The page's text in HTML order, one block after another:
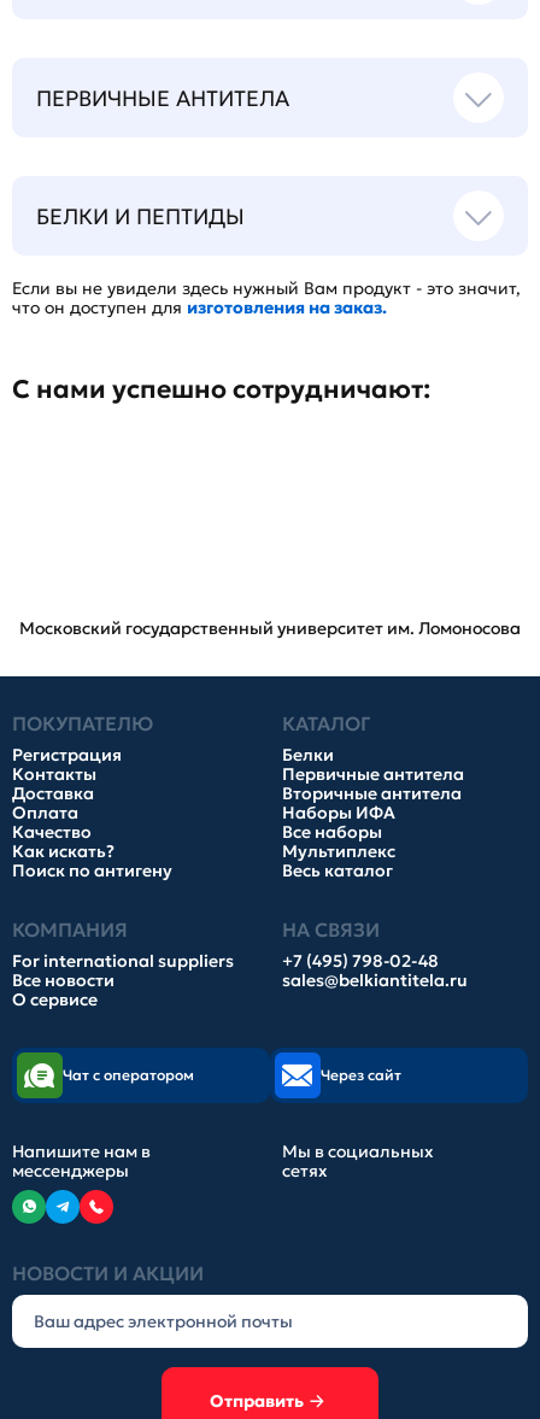
ПЕРВИЧНЫЕ АНТИТЕЛА
БЕЛКИ И ПЕПТИДЫ
Если вы не увидели здесь нужный Вам продукт - это значит,
что он доступен для изготовления на заказ.
С нами успешно сотрудничают:
Московский государственный университет им. Ломоносова
ПОКУПАТЕЛЮ
Регистрация
Контакты
Доставка
Оплата
Качество
Как искать?
Поиск по антигену
КАТАЛОГ
Белки
Первичные антитела
Вторичные антитела
Наборы ИФА
Все наборы
Мультиплекс
Весь каталог
КОМПАНИЯ
For international suppliers
Все новости
О сервисе
НА СВЯЗИ
+7 (495) 798-02-48
sales@belkiantitela.ru
НОВОСТИ И АКЦИИ
Отправить
Чат с оператором Через сайт
Напишите нам в
мессенджеры
Мы в социальных
сетях